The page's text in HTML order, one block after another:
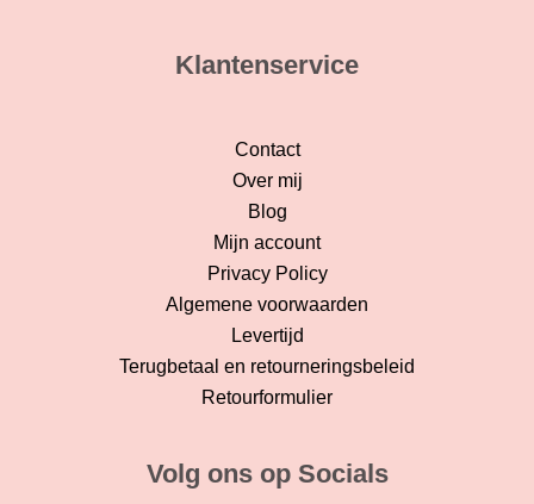
Klantenservice
Contact
Over mij
Blog
Mijn account
Privacy Policy
Algemene voorwaarden
Levertijd
Terugbetaal en retourneringsbeleid
Retourformulier
Volg ons op Socials